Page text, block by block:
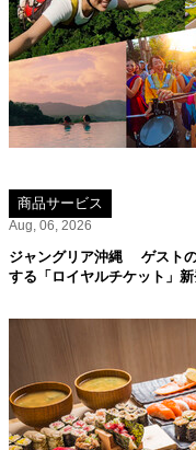
商品サービス
Aug, 06, 2026
ジャングリア沖縄 ゲスト
する「ロイヤルチケット」